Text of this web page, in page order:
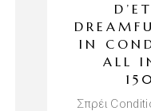
IN
ALL
Σπρέι